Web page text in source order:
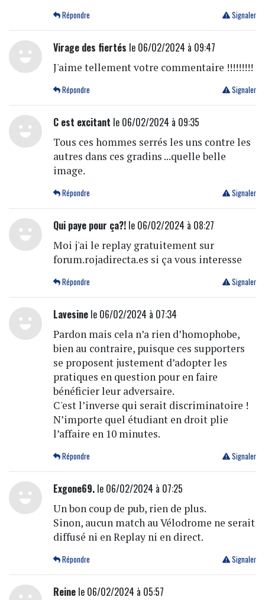
Signaler
Répondre
Virage des fiertés le 06/02/2024 à 09:47
J'aime tellement votre commentaire !!!!!!!!!
Signaler
Répondre
C est excitant le 06/02/2024 à 09:35
Tous ces hommes serrés les uns contre les
autres dans ces gradins ...quelle belle
image.
Signaler
Répondre
Qui paye pour ça?!le 06/02/2024 à 08:27
Moi j'ai le replay gratuitement sur
forum.rojadirecta.es si ça vous interesse
Signaler
Répondre
Lavesinele 06/02/2024 à 07:34
Pardon mais cela n’a rien d’homophobe,
bien au contraire, puisque ces supporters
se proposent justement d’adopter les
pratiques en question pour en faire
bénéficier leur adversaire.
C'est l’inverse qui serait discriminatoire !
N’importe quel étudiant en droit plie
l’affaire en 10 minutes.
Signaler
Répondre
Exgone69.le 06/02/2024 à 07:25
Un bon coup de pub, rien de plus.
Sinon, aucun match au Vélodrome ne serait
diffusé ni en Replay ni en direct.
Signaler
Répondre
Reinele 06/02/2024 à 05:57